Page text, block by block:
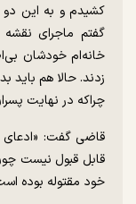
کشیدم و به این دو
گفتم ماجرای
خانه‌ام خودشان
زدند. حالا هم باید
چرا‌که در نهایت
قاضی گفت: «ادعای
قابل قبول نیست
خود مقتوله بوده